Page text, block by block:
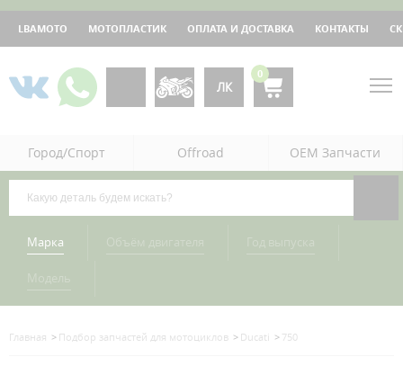
LBAMOTO МОТОПЛАСТИК ОПЛАТА И ДОСТАВКА КОНТАКТЫ
ЛК
0
Город/Спорт Offroad OEM Запчасти
Марка
Главная Подбор запчастей для мотоциклов Ducati 750